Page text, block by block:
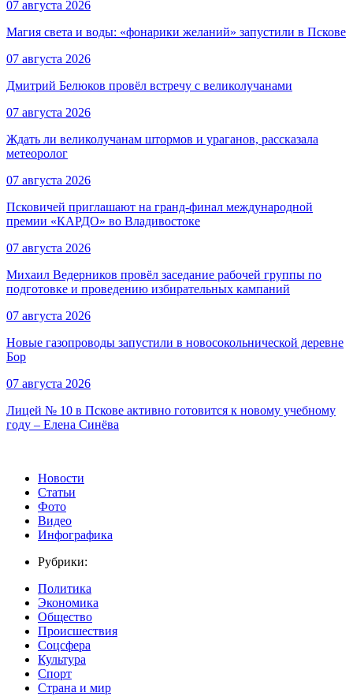
07 августа 2026
Магия света и воды: «фонарики желаний» запустили в Пскове
07 августа 2026
Дмитрий Белюков провёл встречу с великолучанами
07 августа 2026
Ждать ли великолучанам штормов и ураганов, рассказала
метеоролог
07 августа 2026
Псковичей приглашают на гранд‑финал международной
премии «КАРДО» во Владивостоке
07 августа 2026
Михаил Ведерников провёл заседание рабочей группы по
подготовке и проведению избирательных кампаний
07 августа 2026
Новые газопроводы запустили в новосокольнической деревне
Бор
07 августа 2026
Лицей № 10 в Пскове активно готовится к новому учебному
году – Елена Синёва
Новости
Статьи
Фото
Видео
Инфографика
Рубрики:
Политика
Экономика
Общество
Происшествия
Соцсфера
Культура
Спорт
Страна и мир